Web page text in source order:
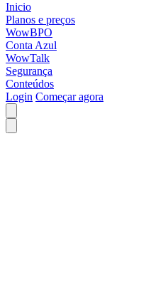
Inicio
Planos e preços
WowBPO
Conta Azul
WowTalk
Segurança
Conteúdos
Login Começar agora